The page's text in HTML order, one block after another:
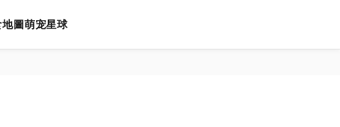
圖萌宠星球